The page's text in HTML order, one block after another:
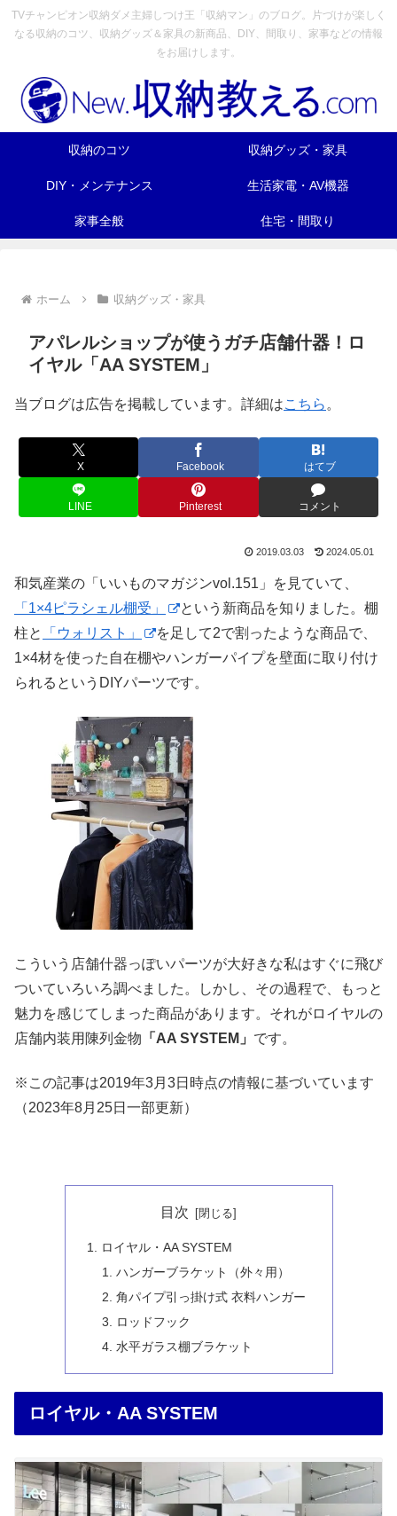
TVチャンピオン収納ダメ主婦しつけ王「収納マン」のブログ。片づけが楽しく
なる収納のコツ、収納グッズ＆家具の新商品、DIY、間取り、家事などの情報
をお届けします。
収納のコツ 収納グッズ・家具
DIY・メンテナンス 生活家電・AV機器
家事全般 住宅・間取り
ホーム 収納グッズ・家具
アパレルショップが使うガチ店舗什器！ロ
イヤル「AA SYSTEM」
当ブログは広告を掲載しています。詳細はこちら 。
X Facebook はてブ
LINE Pinterest コメント
2019.03.03 2024.05.01
和気産業の「いいものマガジンvol.151」を見ていて、
「1×4ピラシェル棚受」
という新商品を知りました。棚
柱と
「ウォリスト」
を足して2で割ったような商品で、
1×4材を使った自在棚やハンガーパイプを壁面に取り付け
られるというDIYパーツです。
こういう店舗什器っぽいパーツが大好きな私はすぐに飛び
ついていろいろ調べました。しかし、その過程で、もっと
魅力を感じてしまった商品があります。それがロイヤルの
店舗内装用陳列金物 「AA SYSTEM」 です。
※この記事は2019年3月3日時点の情報に基づいています
（2023年8月25日一部更新）
目次
ロイヤル・AA SYSTEM
ハンガーブラケット（外々用）
角パイプ引っ掛け式 衣料ハンガー
ロッドフック
水平ガラス棚ブラケット
ロイヤル・AA SYSTEM